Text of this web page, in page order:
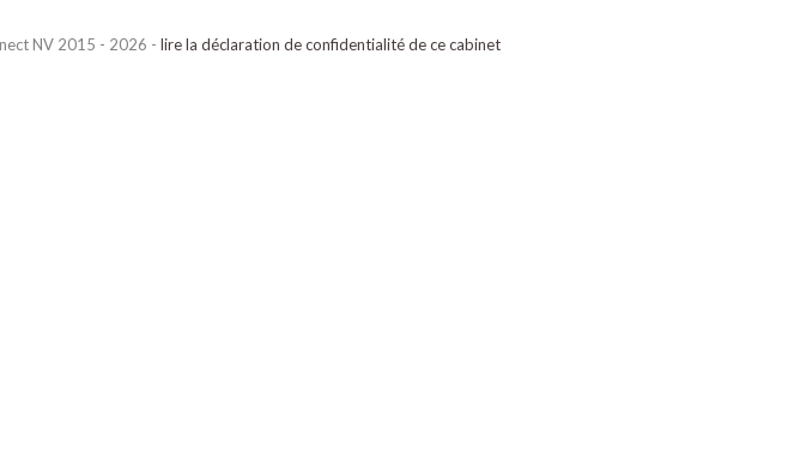
NV 2015 - 2026 - lire la déclaration de confidentialité de ce cabinet